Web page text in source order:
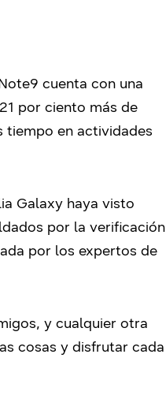
cuenta con una
por ciento más de
tiempo en actividades
Galaxy haya visto
por la verificación
por los expertos de
y cualquier otra
cosas y disfrutar cada